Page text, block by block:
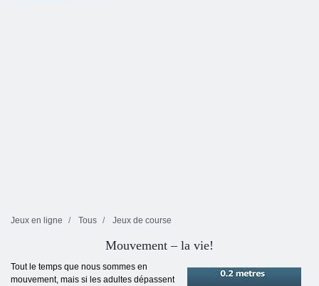
Jeux en ligne Tous Jeux de course
Mouvement – la vie!
Tout le temps que nous sommes en
mouvement, mais si les adultes dépassent